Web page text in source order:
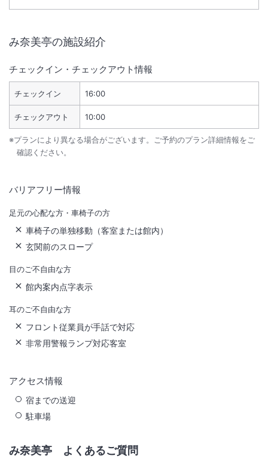
み奈美亭の施設紹介
チェックイン・チェックアウト情報
チェックイン 16:00
チェックアウト 10:00
※プランにより異なる場合がございます。ご予約のプラン詳細情報をご
確認ください。
バリアフリー情報
足元の心配な方・車椅子の方
車椅子の単独移動（客室または館内）
玄関前のスロープ
目のご不自由な方
館内案内点字表示
耳のご不自由な方
フロント従業員が手話で対応
非常用警報ランプ対応客室
アクセス情報
宿までの送迎
駐車場
み奈美亭 よくあるご質問